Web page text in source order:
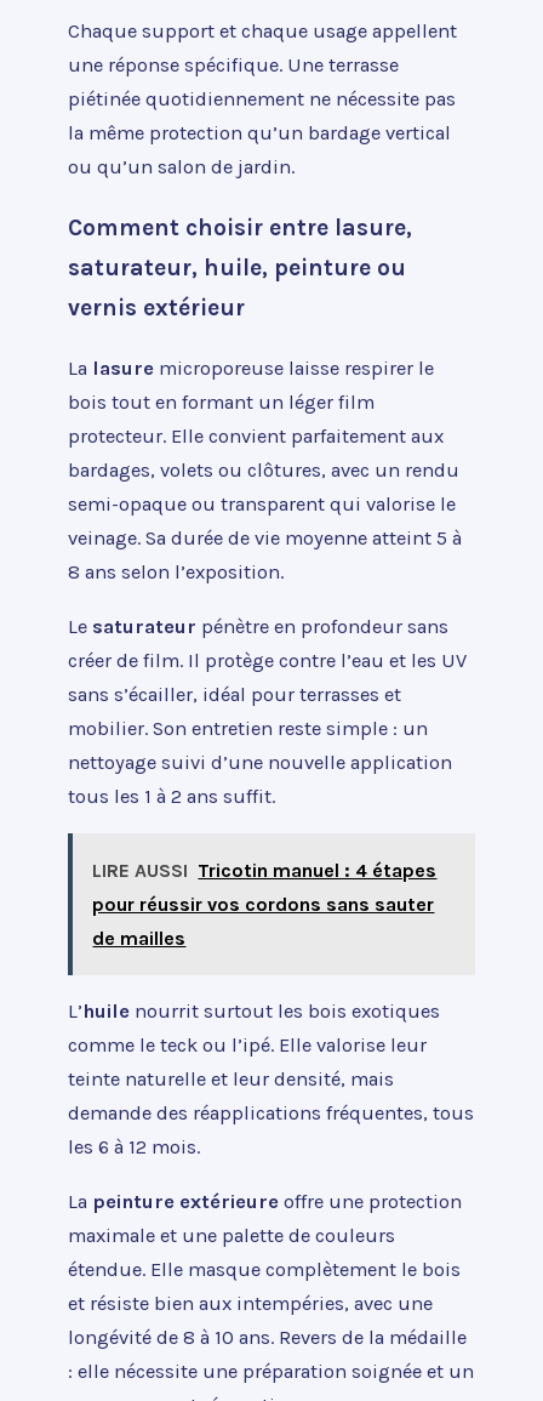
Chaque support et chaque usage appellent
une réponse spécifique. Une terrasse
piétinée quotidiennement ne nécessite pas
la même protection qu’un bardage vertical
ou qu’un salon de jardin.
Comment choisir entre lasure,
saturateur, huile, peinture ou
vernis extérieur
La lasure microporeuse laisse respirer le
bois tout en formant un léger film
protecteur. Elle convient parfaitement aux
bardages, volets ou clôtures, avec un rendu
semi-opaque ou transparent qui valorise le
veinage. Sa durée de vie moyenne atteint 5 à
8 ans selon l’exposition.
Le saturateur pénètre en profondeur sans
créer de film. Il protège contre l’eau et les UV
sans s’écailler, idéal pour terrasses et
mobilier. Son entretien reste simple : un
nettoyage suivi d’une nouvelle application
tous les 1 à 2 ans suffit.
LIRE AUSSI Tricotin manuel : 4 étapes
pour réussir vos cordons sans sauter
de mailles
L’huile nourrit surtout les bois exotiques
comme le teck ou l’ipé. Elle valorise leur
teinte naturelle et leur densité, mais
demande des réapplications fréquentes, tous
les 6 à 12 mois.
La peinture extérieure offre une protection
maximale et une palette de couleurs
étendue. Elle masque complètement le bois
et résiste bien aux intempéries, avec une
longévité de 8 à 10 ans. Revers de la médaille
: elle nécessite une préparation soignée et un